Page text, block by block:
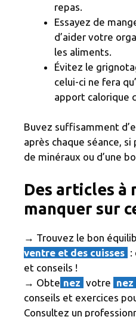
repas.
Essayez de
d’aider votre
les aliments.
Évitez le
celui-ci ne fera
apport calorique
Buvez suffisamment
après chaque séance,
de minéraux ou d’une
Des articles à
manquer sur
→ Trouvez le bon
ventre et des cuisses :
et conseils !
→ Obte nez votre nez
conseils et exercices
Consultez un